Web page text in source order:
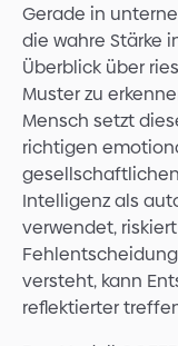
Gerade in
die wahre Stärke
Überblick über
Muster zu
Mensch setzt
richtigen
Intelligenz als
verwendet,
versteht, kann
reflektierter